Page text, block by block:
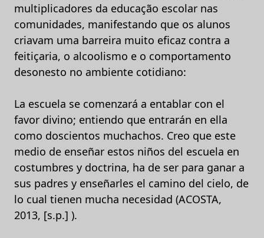
multiplicadores da educação escolar nas
comunidades, manifestando que os alunos
criavam uma barreira muito eficaz contra a
feitiçaria, o alcoolismo e o comportamento
desonesto no ambiente cotidiano:
La escuela se comenzará a entablar con el
favor divino; entiendo que entrarán en ella
como doscientos muchachos. Creo que este
medio de enseñar estos niños del escuela en
costumbres y doctrina, ha de ser para ganar a
sus padres y enseñarles el camino del cielo, de
lo cual tienen mucha necesidad (ACOSTA,
2013, [s.p.] ).